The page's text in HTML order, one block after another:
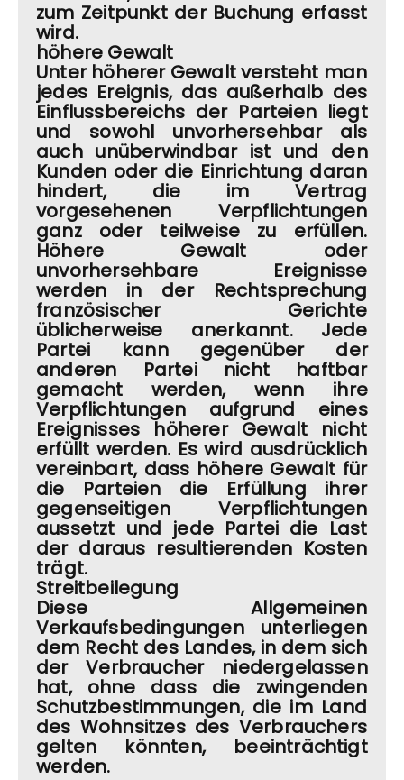
zum Zeitpunkt der Buchung erfasst
wird.
höhere Gewalt
Unter höherer Gewalt versteht man
jedes Ereignis, das außerhalb des
Einflussbereichs der Parteien liegt
und sowohl unvorhersehbar als
auch unüberwindbar ist und den
Kunden oder die Einrichtung daran
hindert, die im Vertrag
vorgesehenen Verpflichtungen
ganz oder teilweise zu erfüllen.
Höhere Gewalt oder
unvorhersehbare Ereignisse
werden in der Rechtsprechung
französischer Gerichte
üblicherweise anerkannt. Jede
Partei kann gegenüber der
anderen Partei nicht haftbar
gemacht werden, wenn ihre
Verpflichtungen aufgrund eines
Ereignisses höherer Gewalt nicht
erfüllt werden. Es wird ausdrücklich
vereinbart, dass höhere Gewalt für
die Parteien die Erfüllung ihrer
gegenseitigen Verpflichtungen
aussetzt und jede Partei die Last
der daraus resultierenden Kosten
trägt.
Streitbeilegung
Diese Allgemeinen
Verkaufsbedingungen unterliegen
dem Recht des Landes, in dem sich
der Verbraucher niedergelassen
hat, ohne dass die zwingenden
Schutzbestimmungen, die im Land
des Wohnsitzes des Verbrauchers
gelten könnten, beeinträchtigt
werden.